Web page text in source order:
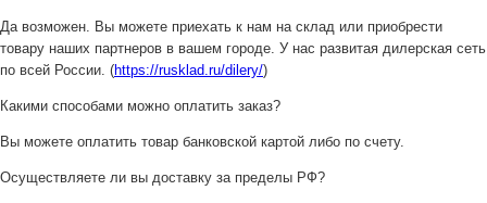
Да возможен. Вы можете приехать к нам на склад или приобрести
товару наших партнеров в вашем городе. У нас развитая дилерская сеть
по всей России. (https://rusklad.ru/dilery/)
Какими способами можно оплатить заказ?
Вы можете оплатить товар банковской картой либо по счету.
Осуществляете ли вы доставку за пределы РФ?